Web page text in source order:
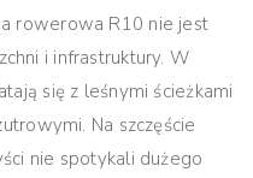
rowerowa R10 nie jest
i infrastruktury. W
się z leśnymi ścieżkami
Na szczęście
nie spotykali dużego